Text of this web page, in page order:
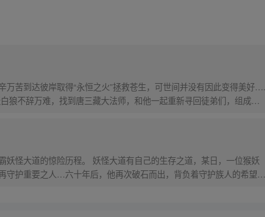
苦到达彼岸取得“永恒之火”拯救苍生，可世间并没有因此变得美好….
狼不辞万难，找到唐三藏大法师，和他一起重新寻回徒弟们，组成全
怪大道的惊险历程。 妖怪大道有自己的生存之道，某日，一位猴妖
守护重要之人…六十年后，他再次破石而出，背负着守护族人的希望和